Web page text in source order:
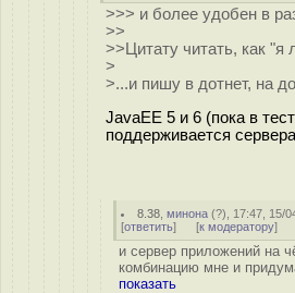
>>> и более удобен в
>>
>>Цитату читать, как
>
>...и пишу в дотнет, на
JavaEE 5 и 6 (пока в
поддерживается
8.38 ,минона (?), 17:47, 15/
[ответить] [к модератору]
и сервер приложений на
комбинацию мне и
показать